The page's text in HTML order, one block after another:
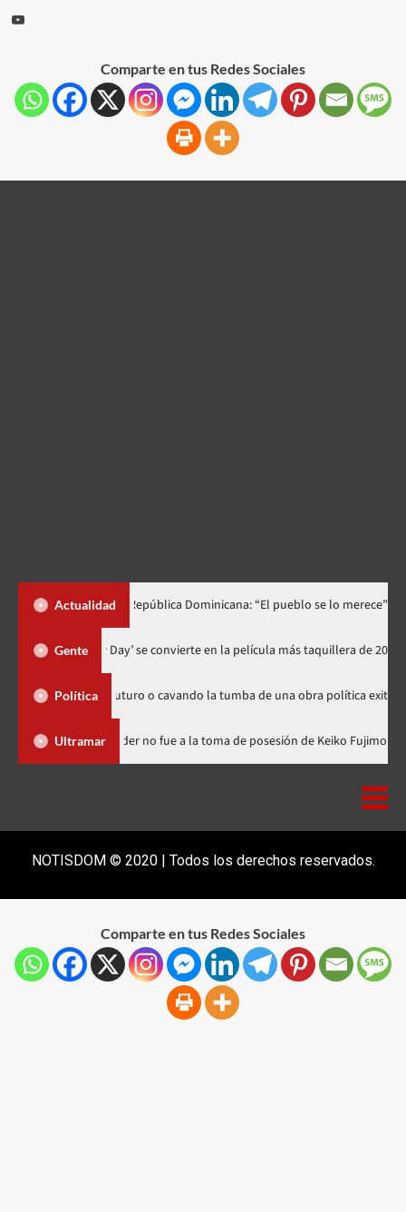
Comparte en tus Redes Sociales
Actualidad
a República Dominicana: “El pueblo se lo merece”
Gente
‘Spider-Man: Brand New Day’ se convierte en la película más
Política
futuro o cavando la tumba de una obra política exitosa”
Ultramar Luis Abinader no fue a la toma de posesión de
NOTISDOM © 2020 | Todos los derechos reservados.
Comparte en tus Redes Sociales